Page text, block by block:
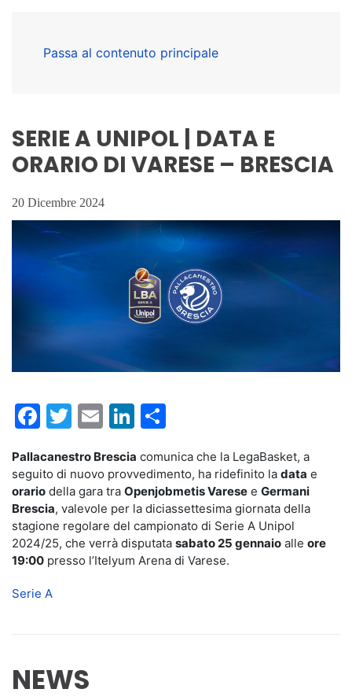
Passa al contenuto principale
SERIE A UNIPOL | DATA E
ORARIO DI VARESE – BRESCIA
20 Dicembre 2024
Facebook
Twitter
EmailLinkedIn
Pallacanestro Brescia comunica che la LegaBasket, a
seguito di nuovo provvedimento, ha ridefinito la data e
orario della gara tra Openjobmetis Varese e Germani
Brescia, valevole per la diciassettesima giornata della
stagione regolare del campionato di Serie A Unipol
2024/25, che verrà disputata sabato 25 gennaio alle ore
19:00 presso l’Itelyum Arena di Varese.
Serie A
NEWS